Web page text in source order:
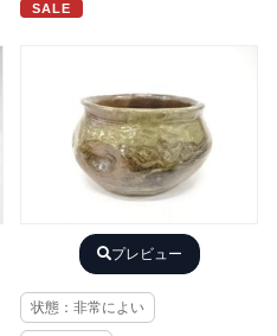
SALE
プレビュー
状態：非常によい